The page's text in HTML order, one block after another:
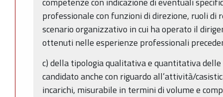
professionale con funzioni di direzione, ruoli
scenario organizzativo in cui ha operato il
ottenuti nelle esperienze professionali
c) della tipologia qualitativa e quantitativa
candidato anche con riguardo all’attività/
incarichi, misurabile in termini di volume e